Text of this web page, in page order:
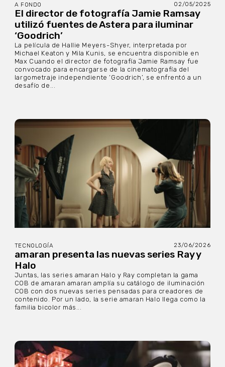
A FONDO 02/05/2025
El director de fotografía Jamie Ramsay
utilizó fuentes de Astera para iluminar
‘Goodrich’
La película de Hallie Meyers-Shyer, interpretada por
Michael Keaton y Mila Kunis, se encuentra disponible en
Max Cuando el director de fotografía Jamie Ramsay fue
convocado para encargarse de la cinematografía del
largometraje independiente ‘Goodrich’, se enfrentó a un
desafío de...
TECNOLOGÍA 23/06/2026
amaran presenta las nuevas series Ray y
Halo
Juntas, las series amaran Halo y Ray completan la gama
COB de amaran amaran amplía su catálogo de iluminación
COB con dos nuevas series pensadas para creadores de
contenido. Por un lado, la serie amaran Halo llega como la
familia bicolor más...